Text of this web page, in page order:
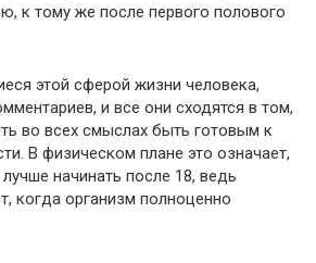
к тому же после первого полового
этой сферой жизни человека,
и все они сходятся в том,
во всех смыслах быть готовым к
В физическом плане это означает,
начинать после 18, ведь
когда организм полноценно